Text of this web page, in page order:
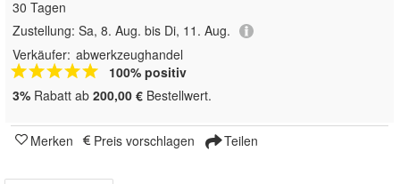
30 Tagen
Zustellung: Sa, 8. Aug. bis Di, 11. Aug.
Verkäufer: abwerkzeughandel
100% positiv
3% Rabatt ab 200,00 € Bestellwert.
Merken Preis vorschlagen Teilen